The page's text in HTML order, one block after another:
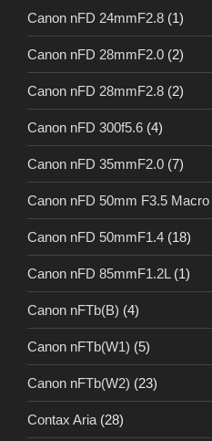
Canon nFD 24mmF2.8 (1)
Canon nFD 28mmF2.0 (2)
Canon nFD 28mmF2.8 (2)
Canon nFD 300f5.6 (4)
Canon nFD 35mmF2.0 (7)
Canon nFD 50mm F3.5 Macro
Canon nFD 50mmF1.4 (18)
Canon nFD 85mmF1.2L (1)
Canon nFTb(B) (4)
Canon nFTb(W1) (5)
Canon nFTb(W2) (23)
Contax Aria (28)